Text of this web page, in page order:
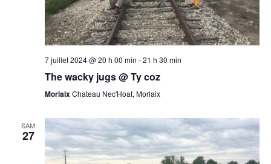
7 juillet 2024 @ 20 h 00 min -21 h 30 min
The wacky jugs @ Ty coz
MorlaixChateau Nec'Hoat, Morlaix
SAM
27